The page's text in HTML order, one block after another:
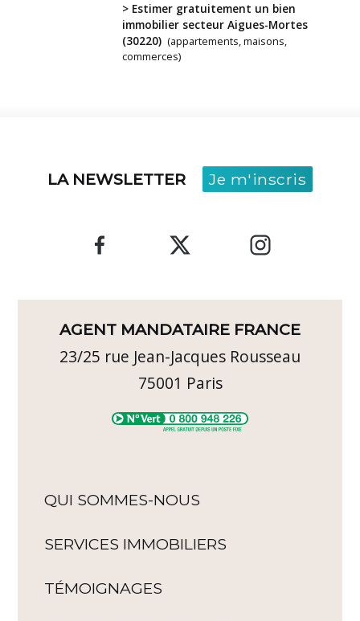
> Estimer gratuitement un bien
immobilier secteur Aigues-Mortes
(30220) (appartements, maisons,
commerces)
LA NEWSLETTER Je m'inscris
AGENT MANDATAIRE FRANCE
23/25 rue Jean-Jacques Rousseau
75001 Paris
QUI SOMMES-NOUS
SERVICES IMMOBILIERS
TÉMOIGNAGES